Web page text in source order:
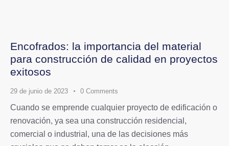
Encofrados: la importancia del material
para construcción de calidad en proyectos
exitosos
29 de junio de 2023 0 Comments
Cuando se emprende cualquier proyecto de edificación o
renovación, ya sea una construcción residencial,
comercial o industrial, una de las decisiones más